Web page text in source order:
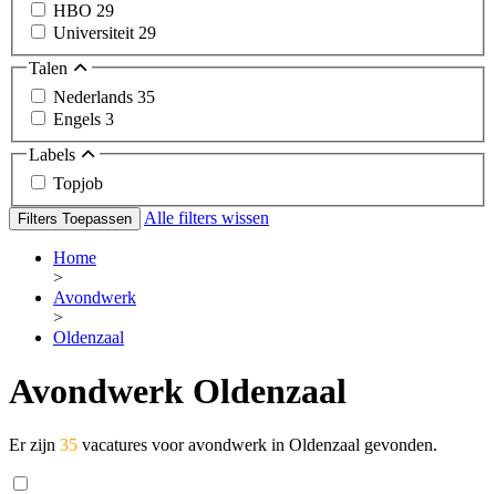
HBO 29
Universiteit29
Talen
Nederlands 35
Engels 3
Labels
Topjob
Filters Toepassen Alle filters wissen
Home
>
Avondwerk
>
Oldenzaal
Avondwerk Oldenzaal
Er zijn 35 vacatures voor avondwerk in Oldenzaal gevonden.